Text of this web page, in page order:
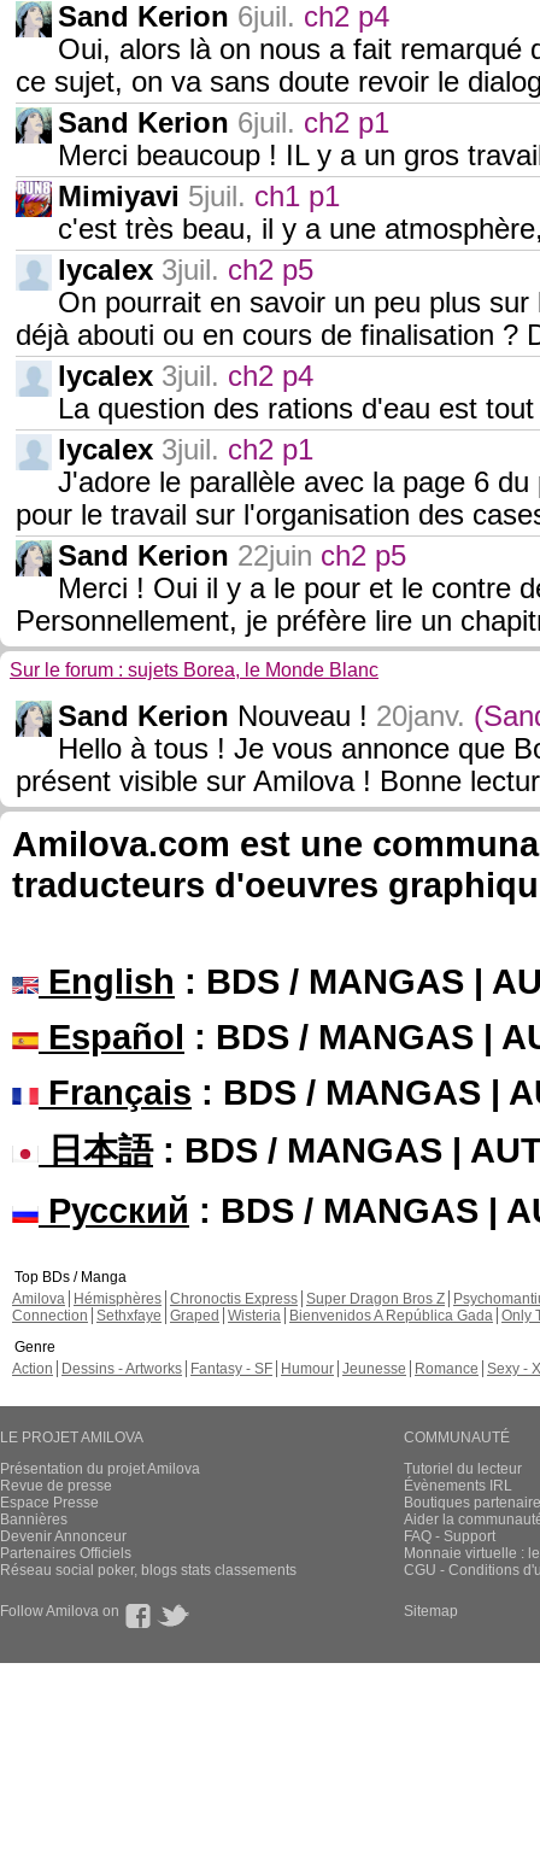
Sand Kerion 6juil. ch2 p4
Oui, alors là on nous a fait remarqué
ce sujet, on va sans doute revoir le
Sand Kerion 6juil. ch2 p1
Merci beaucoup ! IL y a un gros
Mimiyavi 5juil. ch1 p1
c'est très beau, il y a une
lycalex 3juil. ch2 p5
On pourrait en savoir un peu plus
déjà abouti ou en cours de finalisation ?
lycalex 3juil. ch2 p4
La question des rations d'eau est
lycalex 3juil. ch2 p1
J'adore le parallèle avec la page 6
pour le travail sur l'organisation des
Sand Kerion 22juin ch2 p5
Merci ! Oui il y a le pour et le contre
Personnellement, je préfère lire un
Sur le forum : sujets Borea, le Monde Blanc
Sand Kerion Nouveau ! 20janv.
Hello à tous ! Je vous annonce que
présent visible sur Amilova ! Bonne
Amilova.com est une
traducteurs d'oeuvres
English : BDS / MANGAS |
Español : BDS / MANGAS |
Français : BDS / MANGAS |
日本語: BDS / MANGAS |
Русский : BDS / MANGAS |
Top BDs / Manga
Amilova
Hémisphères Chronoctis Express Super Dragon Bros Z
Connection Sethxfaye Graped Wisteria Bienvenidos A República Gada Only
Genre
Action
Dessins - Artworks Fantasy - SF Humour Jeunesse Romance Sexy -
LE PROJET AMILOVA
Présentation du projet Amilova
Revue de presse
Espace Presse
Bannières
Devenir Annonceur
Partenaires Officiels
Réseau social poker, blogs stats classements
COMMUNAUTÉ
Tutoriel du lecteur
Évènements IRL
Boutiques
Aider la
FAQ - Support
Monnaie virtuelle :
CGU - Conditions
Follow Amilova on Sitemap